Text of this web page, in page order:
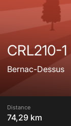
CRL210-1
Bernac-Dessus
Distance
74,29 km